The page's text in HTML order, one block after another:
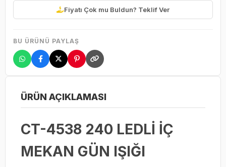
Fiyatı Çok mu Buldun? Teklif Ver
BU ÜRÜNÜ PAYLAŞ
ÜRÜN AÇIKLAMASI
CT-4538 240 LEDLİ İÇ
MEKAN GÜN IŞIĞI